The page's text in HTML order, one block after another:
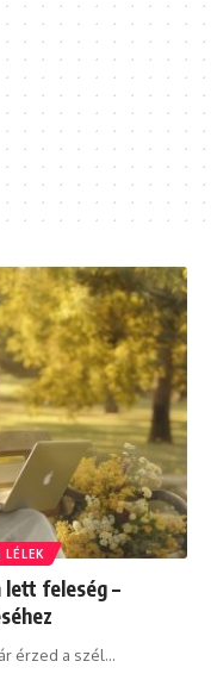
lett feleség –
érzed a szél…